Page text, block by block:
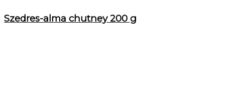
Szedres-alma chutney 200 g